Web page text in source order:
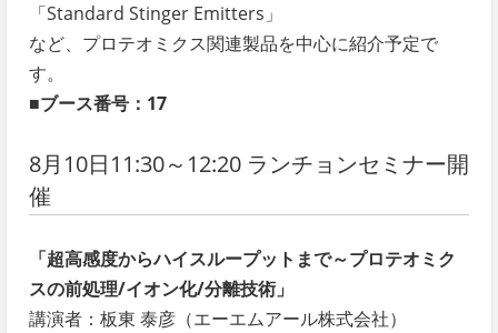
「Standard Stinger Emitters」
など、プロテオミクス関連製品を中心に紹介予定で
す。
■ブース番号：17
8月10日11:30～12:20 ランチョンセミナー開
催
「超高感度からハイスループットまで～プロテオミク
スの前処理/イオン化/分離技術」
講演者：板東 泰彦（エーエムアール株式会社）